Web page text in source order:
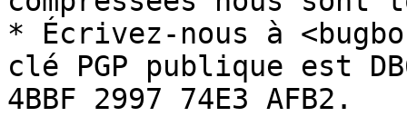
* Écrivez-nous à
clé PGP publique est
4BBF 2997 74E3 AFB2.